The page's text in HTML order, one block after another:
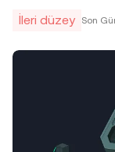
İleri düzey Son